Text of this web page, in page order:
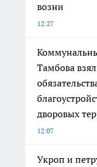
возни
12:27
Тамбова
дворовых
12:07
Укроп и